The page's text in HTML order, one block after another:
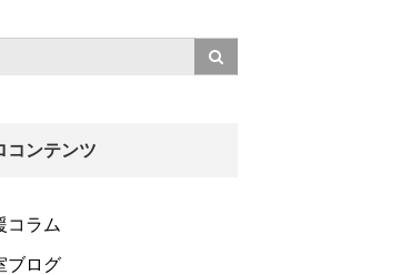
コンテンツ
コラム
ブログ